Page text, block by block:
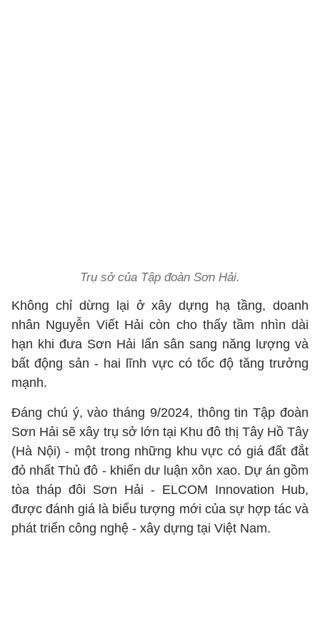
Trụ sở của Tập đoàn Sơn Hải.
Không chỉ dừng lại ở xây dựng hạ tầng, doanh
nhân Nguyễn Viết Hải còn cho thấy tầm nhìn dài
hạn khi đưa Sơn Hải lấn sân sang năng lượng và
bất động sản - hai lĩnh vực có tốc độ tăng trưởng
mạnh.
Đáng chú ý, vào tháng 9/2024, thông tin Tập đoàn
Sơn Hải sẽ xây trụ sở lớn tại Khu đô thị Tây Hồ Tây
(Hà Nội) - một trong những khu vực có giá đất đắt
đỏ nhất Thủ đô - khiến dư luận xôn xao. Dự án gồm
tòa tháp đôi Sơn Hải - ELCOM Innovation Hub,
được đánh giá là biểu tượng mới của sự hợp tác và
phát triển công nghệ - xây dựng tại Việt Nam.